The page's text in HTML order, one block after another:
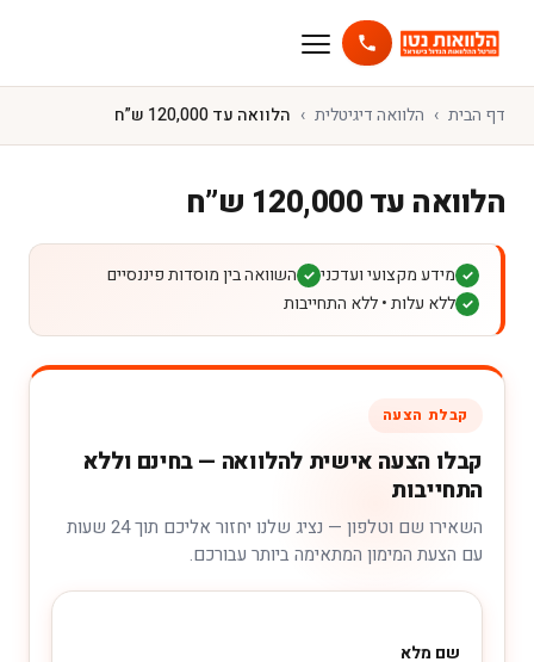
דף הבית הלוואה דיגיטלית הלוואה עד 120,000 ש”ח
הלוואה עד 120,000 ש”ח
✓ מידע מקצועי ועדכני ✓ השוואה בין מוסדות פיננסיים
✓ ללא עלות • ללא התחייבות
קבלת הצעה
קבלו הצעה אישית להלוואה — בחינם וללא
התחייבות
השאירו שם וטלפון — נציג שלנו יחזור אליכם תוך 24 שעות
עם הצעת המימון המתאימה ביותר עבורכם.
שם מלא